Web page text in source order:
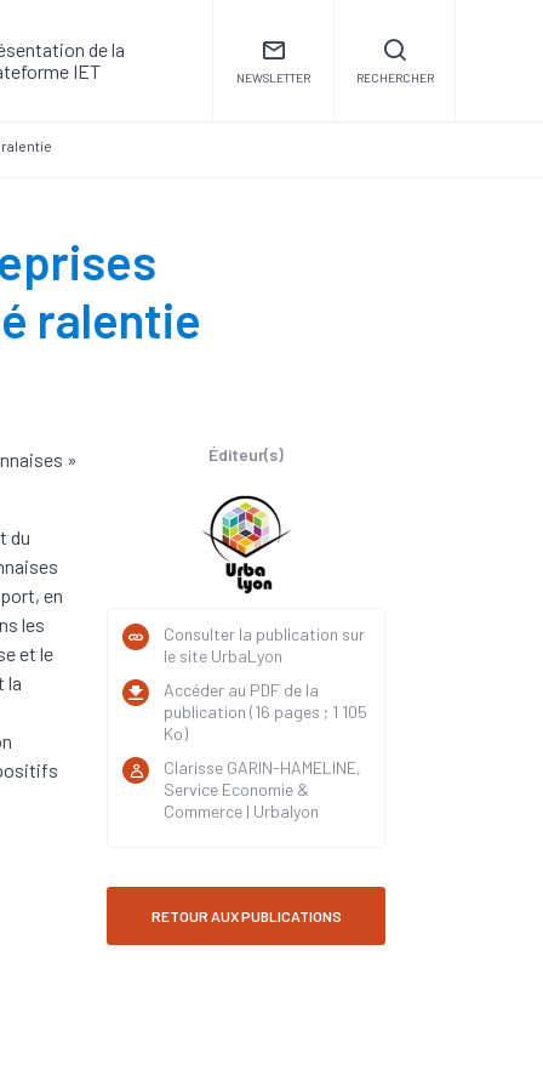
de la
IET
NEWSLETTER RECHERCHER
ralentie
»
du
en
les
et le
la
Éditeur(s)
Consulter la publication sur
le site UrbaLyon
Accéder au PDF de la
publication (16 pages ; 1 105
Ko)
Clarisse GARIN-HAMELINE,
Service Economie &
Commerce | Urbalyon
RETOUR AUX PUBLICATIONS